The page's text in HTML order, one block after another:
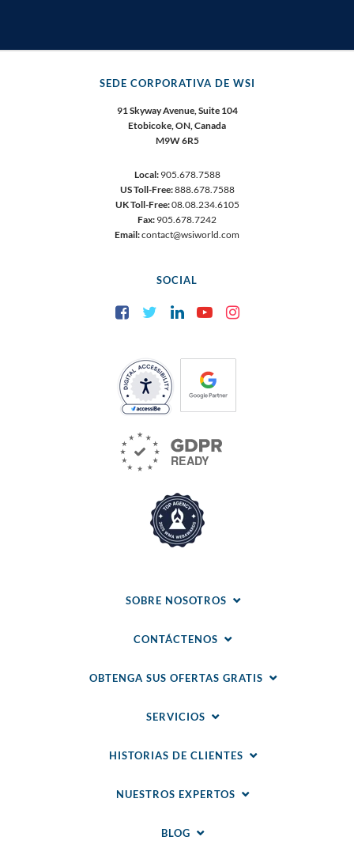
SEDE CORPORATIVA DE WSI
91 Skyway Avenue, Suite 104
Etobicoke, ON, Canada
M9W 6R5
Local:905.678.7588
US Toll-Free:888.678.7588
UK Toll-Free:08.08.234.6105
Fax: 905.678.7242
Email:contact@wsiworld.com
SOCIAL
FacebookTwitter LinkedInYouTube
SOBRE NOSOTROS
CONTÁCTENOS
OBTENGA SUS OFERTAS GRATIS
SERVICIOS
HISTORIAS DE CLIENTES
NUESTROS EXPERTOS
BLOG